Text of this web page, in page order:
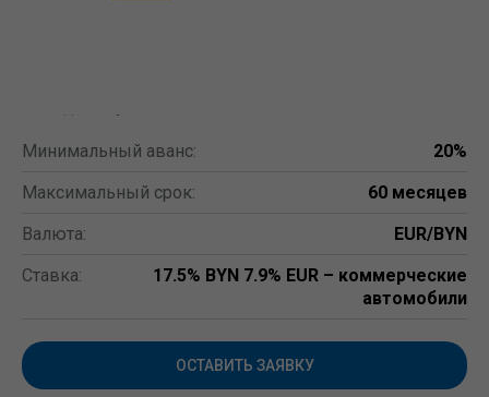
Минимальный аванс:
20%
Максимальный срок:
60 месяцев
Валюта:
EUR/BYN
Ставка:
17.5% BYN 7.9% EUR – коммерческие
автомобили
ОСТАВИТЬ ЗАЯВКУ